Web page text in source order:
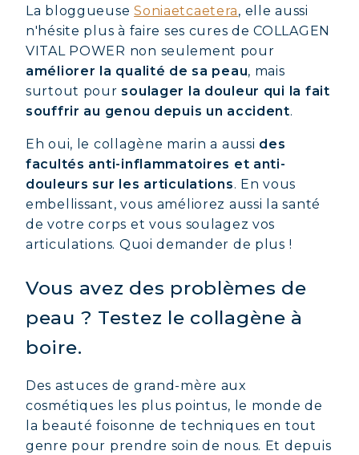
La bloggueuseSoniaetcaetera, elle aussi
n'hésite plus à faire ses cures de COLLAGEN
VITAL POWER non seulement pour
améliorer la qualité de sa peau, mais
surtout pour soulager la douleur qui la fait
souffrir au genou depuis un accident.
Eh oui, le collagène marin a aussi des
facultés anti-inflammatoires et anti-
douleurs sur les articulations. En vous
embellissant, vous améliorez aussi la santé
de votre corps et vous soulagez vos
articulations. Quoi demander de plus !
Vous avez des problèmes de
peau ? Testez le collagène à
boire.
Des astuces de grand-mère aux
cosmétiques les plus pointus, le monde de
la beauté foisonne de techniques en tout
genre pour prendre soin de nous. Et depuis